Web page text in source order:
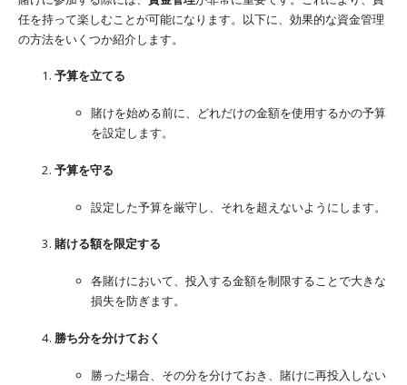
任を持って楽しむことが可能になります。以下に、効果的な資金管理
の方法をいくつか紹介します。
予算を立てる
賭けを始める前に、どれだけの金額を使用するかの予算
を設定します。
予算を守る
設定した予算を厳守し、それを超えないようにします。
賭ける額を限定する
各賭けにおいて、投入する金額を制限することで大きな
損失を防ぎます。
勝ち分を分けておく
勝った場合、その分を分けておき、賭けに再投入しない